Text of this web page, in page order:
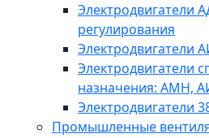
Электродвигатели
регулирования
Электродвигатели
Электродвигатели
назначения: АМН,
Электродвигатели
Промышленные